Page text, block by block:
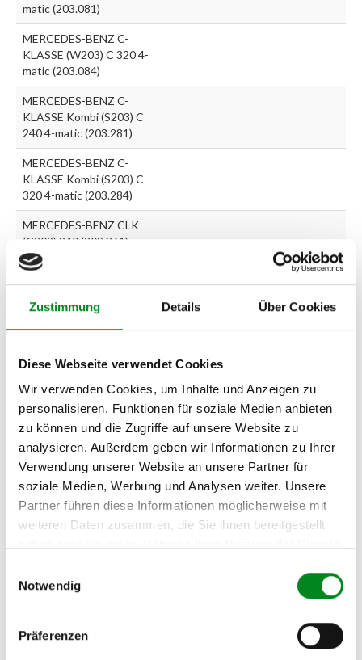
Zustimmung Details Über Cookies
Diese Webseite verwendet Cookies
Wir verwenden Cookies, um Inhalte und Anzeigen zu
personalisieren, Funktionen für soziale Medien anbieten
zu können und die Zugriffe auf unsere Website zu
analysieren. Außerdem geben wir Informationen zu Ihrer
Verwendung unserer Website an unsere Partner für
soziale Medien, Werbung und Analysen weiter. Unsere
Partner führen diese Informationen möglicherweise mit
weiteren Daten zusammen, die Sie ihnen bereitgestellt
Notwendig
Präferenzen
matic (203.081)
MERCEDES-BENZ C-
KLASSE (W203) C 320 4-
matic (203.084)
MERCEDES-BENZ C-
KLASSE Kombi (S203) C
240 4-matic (203.281)
MERCEDES-BENZ C-
KLASSE Kombi (S203) C
320 4-matic (203.284)
MERCEDES-BENZ CLK
(C209) 240 (209.361)
MERCEDES-BENZ CLK
(C209) 320 (209.365)
MERCEDES-BENZ CLK
(C209) 500 (209.375)
MERCEDES-BENZ CLK
MERCEDES-BENZ CLK
(C209) CLK DTM AMG
MERCEDES-BENZ CLK
Cabriolet (A209) 240
(209.461)
MERCEDES-BENZ CLK
Cabriolet (A209) 320
(209.465)
MERCEDES-BENZ CLK
Cabriolet (A209) 500
MERCEDES-BENZ CLK